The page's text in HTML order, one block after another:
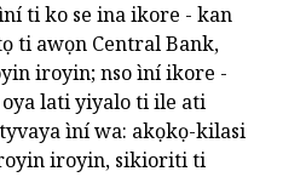
ti ko se ina ikore - kan
ti awọn Central Bank,
iroyin; nso ìní ikore -
lati yiyalo ti ile ati
ìní wa: akọkọ-kilasi
iroyin, sikioriti ti